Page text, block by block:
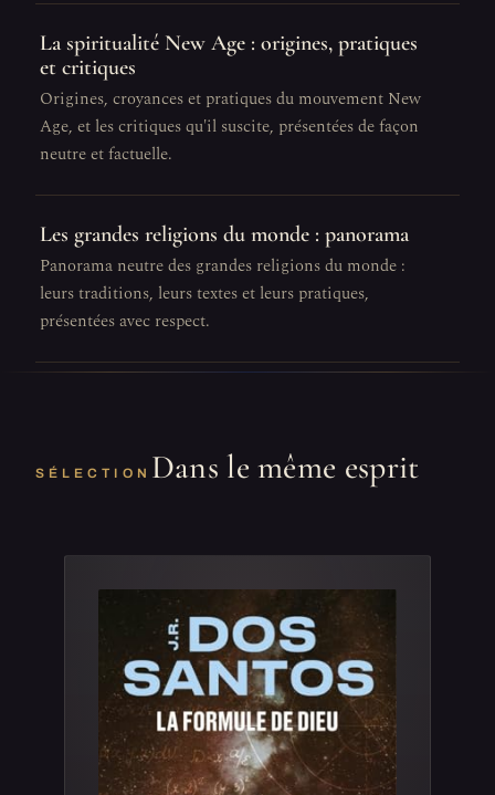
La spiritualité New Age : origines, pratiques
et critiques
Origines, croyances et pratiques du mouvement New
Age, et les critiques qu'il suscite, présentées de façon
neutre et factuelle.
Les grandes religions du monde : panorama
Panorama neutre des grandes religions du monde :
leurs traditions, leurs textes et leurs pratiques,
présentées avec respect.
SÉLECTION Dans le même esprit